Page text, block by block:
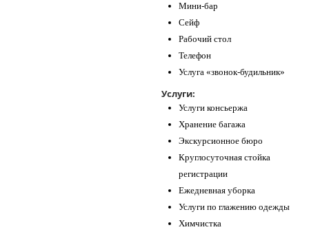
Мини-бар
Сейф
Рабочий стол
Телефон
Услуга «звонок-будильник»
Услуги:
Услуги консьержа
Хранение багажа
Экскурсионное бюро
Круглосуточная стойка
регистрации
Ежедневная уборка
Услуги по глажению одежды
Химчистка